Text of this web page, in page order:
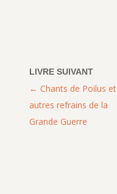
Chants de Poilus et
autres refrains de la
Grande Guerre